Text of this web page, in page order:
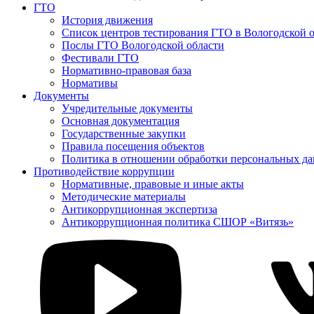
ГТО
История движения
Список центров тестирования ГТО в Вологодской
Послы ГТО Вологодской области
Фестивали ГТО
Нормативно-правовая база
Нормативы
Документы
Учредительные документы
Основная документация
Государственные закупки
Правила посещения объектов
Политика в отношении обработки персональных
Противодействие коррупции
Нормативные, правовые и иные акты
Методические материалы
Антикоррупционная экспертиза
Антикоррупционная политика СШОР «Витязь»